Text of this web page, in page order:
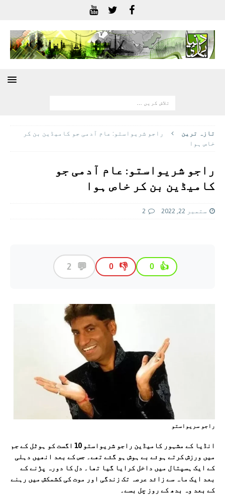
تازہ ترين
راجو شریواستو: عام آدمی جو کامیڈین بن کر
خاص ہوا
راجو شریواستو: عام آدمی جو
کامیڈین بن کر خاص ہوا
ستمبر 22, 2022 2
👍
0
👎
0
💬
2
راجو سریواستو
انڈیا کے مشہور کامیڈین راجو شریواستو 10 اگست کو ہوٹل کے جم
میں ورزش کرتے ہوئے بے ہوش ہو گئے تھے۔ جس کے بعد انھیں دہلی
کے ایک ہسپتال میں داخل کرایا گیا تھا۔ دل کا دورہ پڑنے کے
بعد ایک ماہ سے زائد عرصہ تک زندگی اور موت کی کشمکش میں رہنے
کے بعد وہ بدھ کے روز چل بسے۔